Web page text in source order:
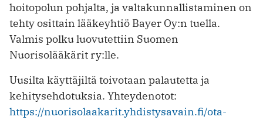
hoitopolun pohjalta, ja valtakunnallistaminen on
tehty osittain lääkeyhtiö Bayer Oy:n tuella.
Valmis polku luovutettiin Suomen
Nuorisolääkärit ry:lle.
Uusilta käyttäjiltä toivotaan palautetta ja
kehitysehdotuksia. Yhteydenotot:
https://nuorisolaakarit.yhdistysavain.fi/ota-